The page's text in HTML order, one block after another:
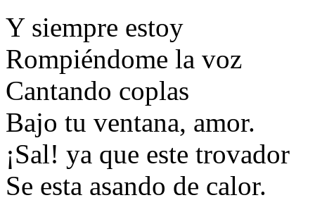
Y siempre estoy
Rompiéndome la voz
Cantando coplas
Bajo tu ventana, amor.
¡Sal! ya que este trovador
Se esta asando de calor.